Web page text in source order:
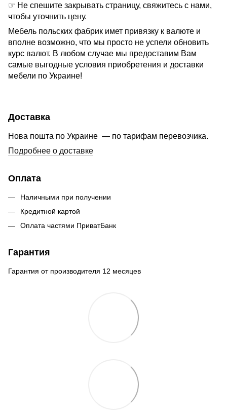
☞ Не спешите закрывать страницу, свяжитесь с нами,
чтобы уточнить цену.
Мебель польских фабрик имет привязку к валюте и
вполне возможно, что мы просто не успели обновить
курс валют. В любом случае мы предоставим Вам
самые выгодные условия приобретения и доставки
мебели по Украине!
Доставка
Нова пошта по Украине — по тарифам перевозчика.
Подробнее о доставке
Оплата
Наличными при получении
Кредитной картой
Оплата частями ПриватБанк
Гарантия
Гарантия от производителя 12 месяцев